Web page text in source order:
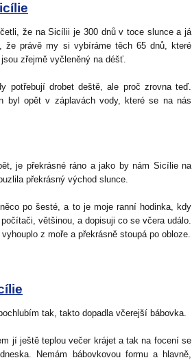
že na Sicílii je 300 dnů v toce slunce a já
že právě my si vybíráme těch 65 dnů, které
zřejmě vyčleněný na déšť.
potřebují drobet deště, ale proč zrovna teď.
byl opět v záplavách vody, které se na nás
je překrásné ráno a jako by nám Sicílie na
překrásný východ slunce.
po šesté, a to je moje ranní hodinka, kdy
většinou, a dopisuji co se včera událo.
z moře a překrásně stoupá po obloze.
tak, takto dopadla včerejší bábovka.
jí ještě teplou večer krájet a tak na focení se
Nemám bábovkovou formu a hlavně,